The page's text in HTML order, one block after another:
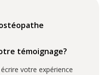
témoignage?
votre expérience